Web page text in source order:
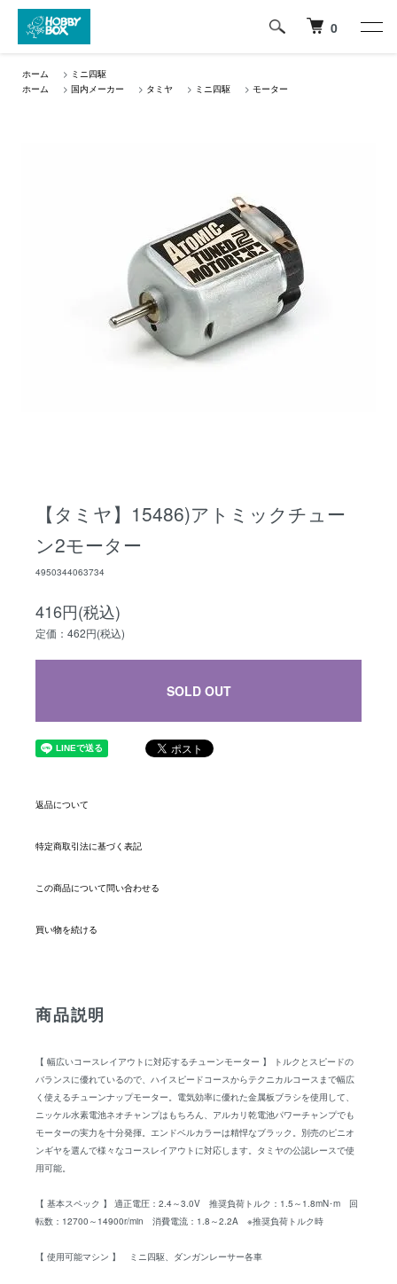
0
ホーム > ミニ四駆
ホーム
> 国内メーカー > タミヤ > ミニ四駆 > モーター
【タミヤ】15486)アトミックチュー
ン2モーター
4950344063734
416円(税込)
定価：462円(税込)
SOLD OUT
返品について
特定商取引法に基づく表記
この商品について問い合わせる
買い物を続ける
商品説明
【 幅広いコースレイアウトに対応するチューンモーター 】 トルクとスピードの
バランスに優れているので、ハイスピードコースからテクニカルコースまで幅広
く使えるチューンナップモーター。電気効率に優れた金属板ブラシを使用して、
ニッケル水素電池ネオチャンプはもちろん、アルカリ乾電池パワーチャンプでも
モーターの実力を十分発揮。エンドベルカラーは精悍なブラック。別売のピニオ
ンギヤを選んで様々なコースレイアウトに対応します。タミヤの公認レースで使
用可能。
【 基本スペック 】 適正電圧：2.4～3.0V 推奨負荷トルク：1.5～1.8mN･m 回
転数：12700～14900r/min 消費電流：1.8～2.2A ※推奨負荷トルク時
【 使用可能マシン 】 ミニ四駆、ダンガンレーサー各車